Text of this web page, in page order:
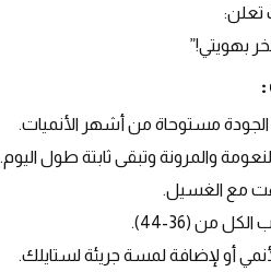
تعلن:
بهويتي!”
الجودة مستوحاة من أشهر الأنميات.
والمرونة وتبقى ثابتة طول اليوم.
مع الغسيل.
من (36-44).
أو لإضافة لمسة جريئة لستايلك.